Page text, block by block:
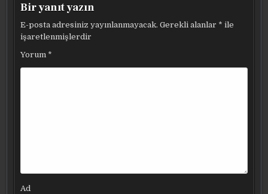
Bir yanıt yazın
E-posta adresiniz yayınlanmayacak. Gerekli alanlar * ile
işaretlenmişlerdir
Yorum *
Ad